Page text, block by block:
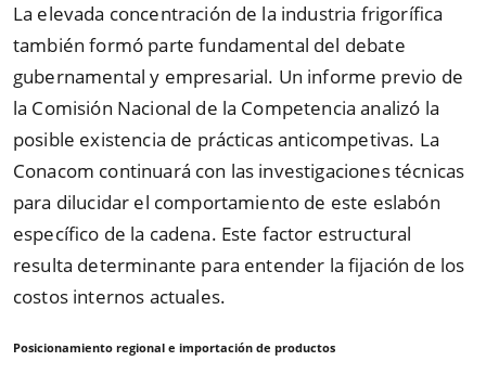
La elevada concentración de la industria frigorífica
también formó parte fundamental del debate
gubernamental y empresarial. Un informe previo de
la Comisión Nacional de la Competencia analizó la
posible existencia de prácticas anticompetivas. La
Conacom continuará con las investigaciones técnicas
para dilucidar el comportamiento de este eslabón
específico de la cadena. Este factor estructural
resulta determinante para entender la fijación de los
costos internos actuales.
Posicionamiento regional e importación de productos